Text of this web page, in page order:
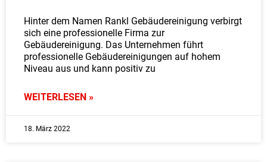
Hinter dem Namen Rankl Gebäudereinigung verbirgt
sich eine professionelle Firma zur
Gebäudereinigung. Das Unternehmen führt
professionelle Gebäudereinigungen auf hohem
Niveau aus und kann positiv zu
WEITERLESEN »
18. März 2022